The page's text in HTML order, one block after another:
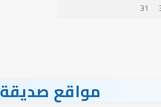
31
مواقع صديقة